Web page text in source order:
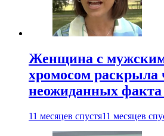
Женщина с
хромосом раскрыла
неожиданных факта
11 месяцев спустя11 месяцев